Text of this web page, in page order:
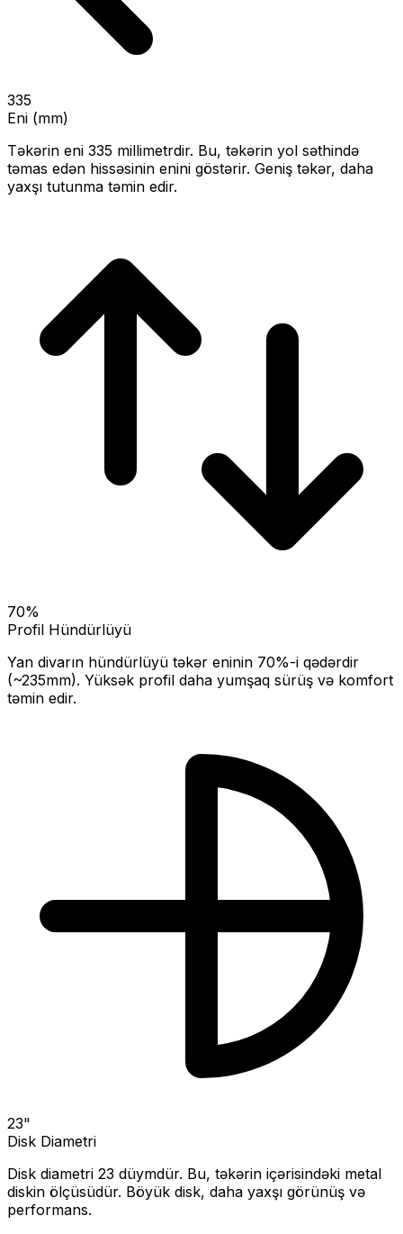
335
Eni (mm)
Təkərin eni 335 millimetrdir. Bu, təkərin yol səthində
təmas edən hissəsinin enini göstərir. Geniş təkər, daha
yaxşı tutunma təmin edir.
70%
Profil Hündürlüyü
Yan divarın hündürlüyü təkər eninin 70%-i qədərdir
(~235mm). Yüksək profil daha yumşaq sürüş və komfort
təmin edir.
23"
Disk Diametri
Disk diametri 23 düymdür. Bu, təkərin içərisindəki metal
diskin ölçüsüdür. Böyük disk, daha yaxşı görünüş və
performans.